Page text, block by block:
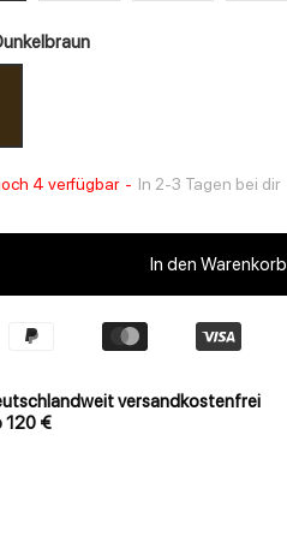
4 verfügbar - In 2-3 Tagen bei dir
In den Warenkorb
versandkostenfrei
120 €